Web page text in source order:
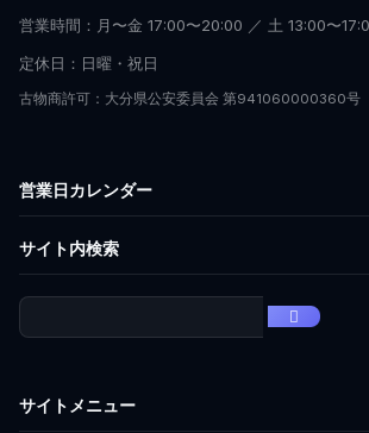
営業時間：月〜金 17:00〜20:00 ／ 土 13:00〜
定休日：日曜・祝日
古物商許可：大分県公安委員会 第941060000360号
営業日カレンダー
サイト内検索
サイトメニュー